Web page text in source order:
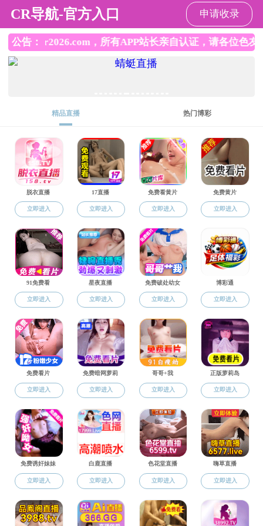
中文av
当前位置： 中文av > 科学研究 > 科研团队
科学研究
科研团队
共0条 上页 下页
中文av 学院行政办公室电话: 023-68251274
中文av 学院工作意见箱:yyylgongzuo2@zhongwenav.org
邮编：400715
版权所有：无码中文av-中文av渝ICP 06005063号-4